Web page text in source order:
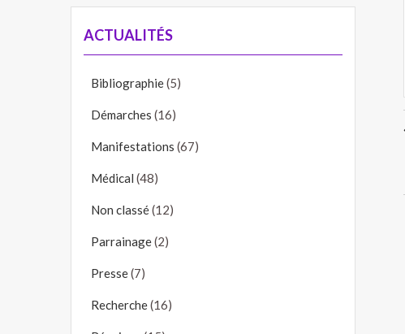
ACTUALITÉS
Bibliographie(5)
Démarches (16)
Manifestations (67)
Médical (48)
Non classé(12)
Parrainage(2)
Presse(7)
Recherche(16)